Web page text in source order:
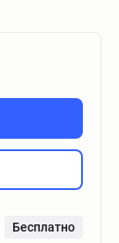
Бесплатно